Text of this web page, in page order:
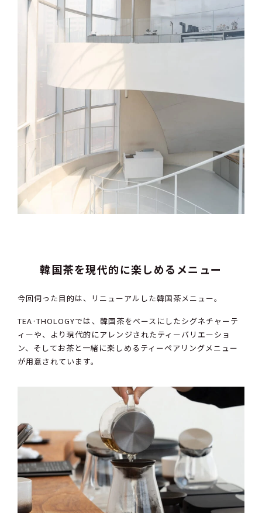
韓国茶を現代的に楽しめるメニュー
今回伺った目的は、リニューアルした韓国茶メニュー。
TEA·THOLOGYでは、韓国茶をベースにしたシグネチャーテ
ィーや、より現代的にアレンジされたティーバリエーショ
ン、そしてお茶と一緒に楽しめるティーペアリングメニュー
が用意されています。